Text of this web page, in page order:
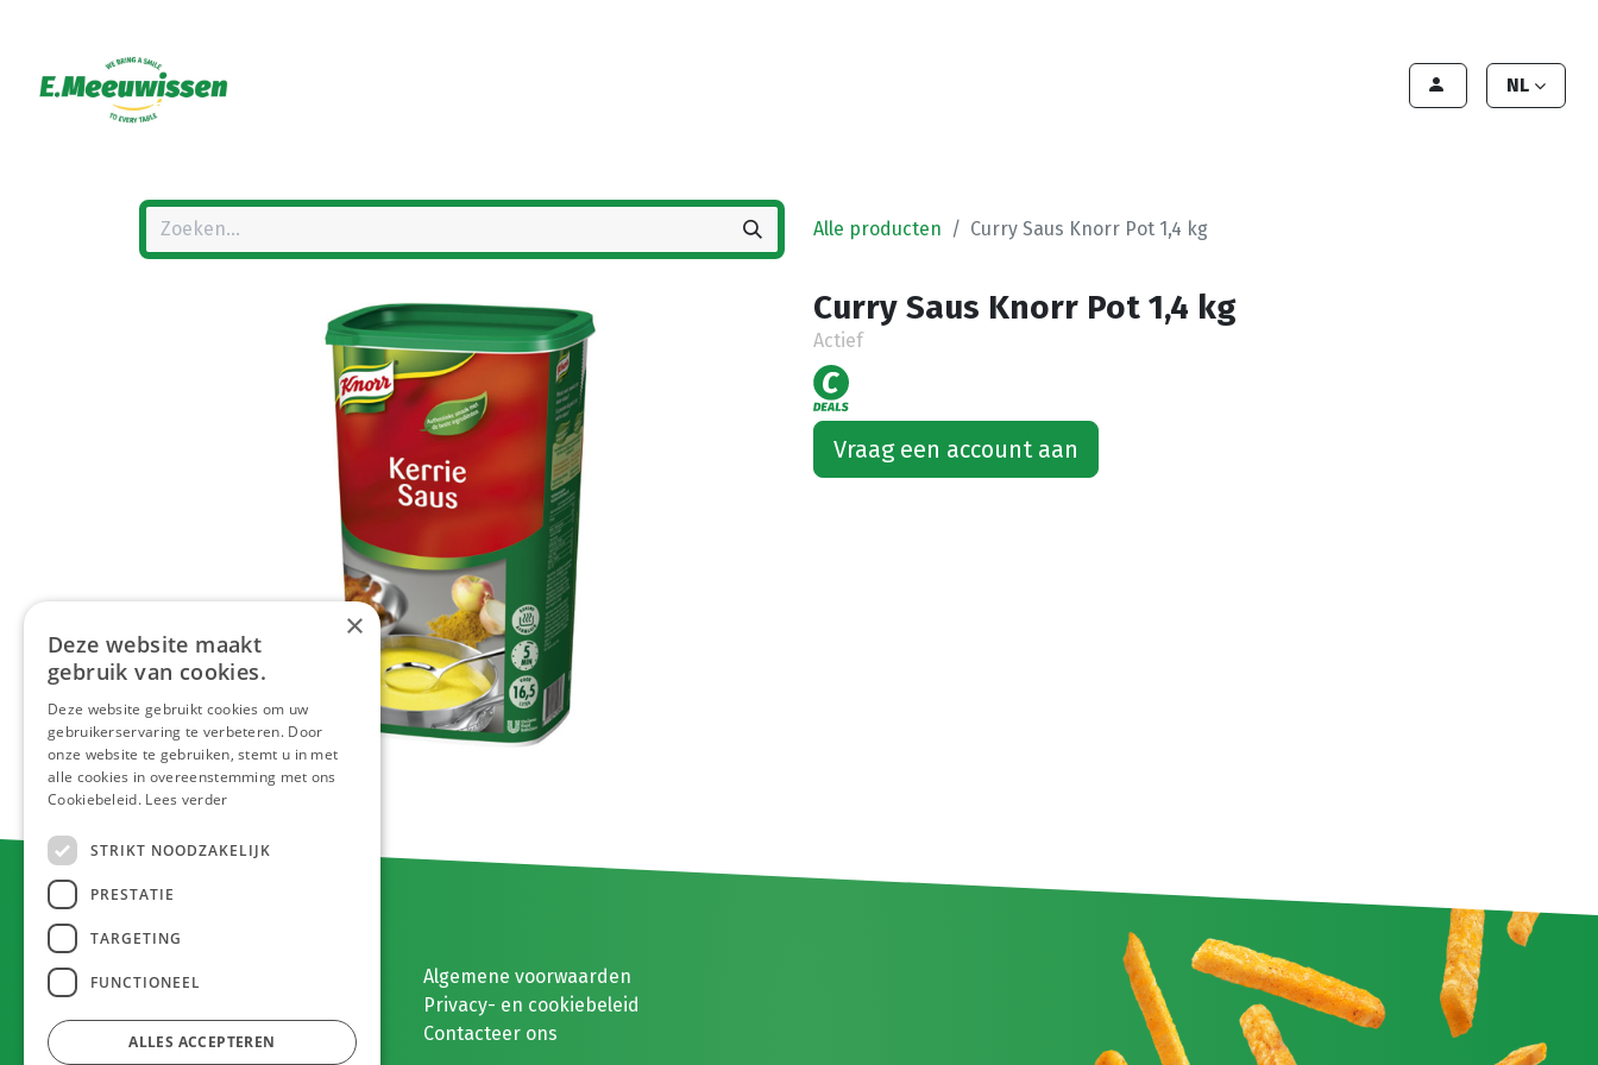
NL
Alle producten Curry Saus Knorr Pot 1,4 kg
Curry Saus Knorr Pot 1,4 kg
Actief
Vraag een account aan
E. MEEUWISSEN BV
Gaston Eyskenslaan 2
3900 Pelt, België
Algemene voorwaarden
Privacy- en cookiebeleid
Contacteer ons
×
Deze website maakt
gebruik van cookies.
Deze website gebruikt cookies om uw
gebruikerservaring te verbeteren. Door
onze website te gebruiken, stemt u in met
alle cookies in overeenstemming met ons
Cookiebeleid. Lees verder
STRIKT NOODZAKELIJK
PRESTATIE
TARGETING
FUNCTIONEEL
ALLES ACCEPTEREN